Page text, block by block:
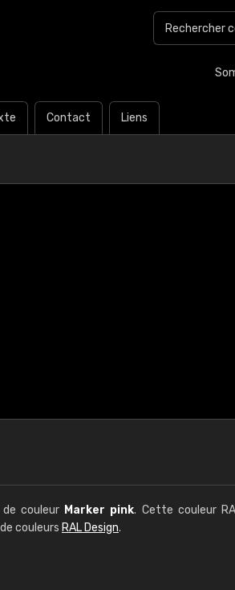
Contact Liens
couleur Marker pink. Cette couleur
couleurs RAL Design.